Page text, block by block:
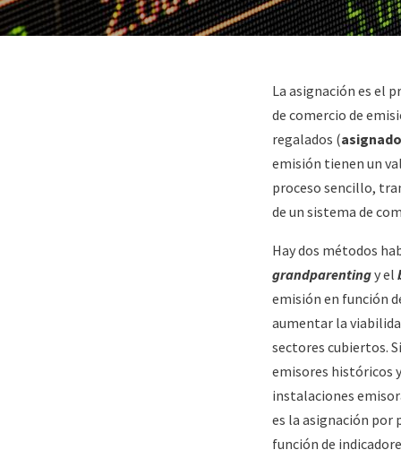
Content
La asignación es el
de comercio de
regalados (
emisión tienen un
proceso sencillo,
de un sistema de
Hay dos métodos
grandparentingy el
emisión en función
aumentar la
sectores cubiertos.
emisores históricos
instalaciones
es la asignación por
función de